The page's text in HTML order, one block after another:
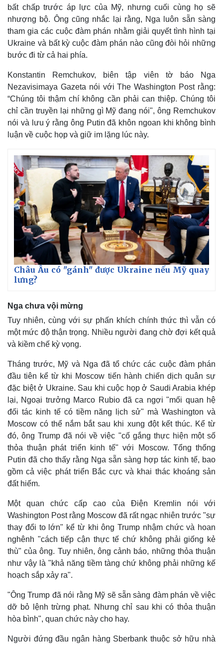
Kinh tế
Bất động sản
Khởi nghiệp
Thị trường
Giá vàng
Tiêu dùng
Tỷ giá
Chứng khoán
Giá cà phê
bất chấp trước áp lực của Mỹ, nhưng cuối cùng họ sẽ
nhượng bộ. Ông cũng nhắc lại rằng, Nga luôn sẵn sàng
tham gia các cuộc đàm phán nhằm giải quyết tình hình tại
Ukraine và bất kỳ cuộc đàm phán nào cũng đòi hỏi những
bước đi từ cả hai phía.
Konstantin Remchukov, biên tập viên tờ báo Nga
Nezavisimaya Gazeta nói với The Washington Post rằng:
“Chúng tôi thậm chí không cần phải can thiệp. Chúng tôi
chỉ cần truyền lại những gì Mỹ đang nói", ông Remchukov
nói và lưu ý rằng ông Putin đã khôn ngoan khi không bình
luận về cuộc họp và giữ im lặng lúc này.
Châu Âu có "gánh" được Ukraine nếu Mỹ quay
lưng?
Nga chưa vội mừng
Tuy nhiên, cùng với sự phấn khích chính thức thì vẫn có
một mức độ thận trọng. Nhiều người đang chờ đợi kết quả
và kiềm chế kỳ vọng.
Tháng trước, Mỹ và Nga đã tổ chức các cuộc đàm phán
đầu tiên kể từ khi Moscow tiến hành chiến dịch quân sự
đặc biệt ở Ukraine. Sau khi cuộc họp ở Saudi Arabia khép
lại, Ngoại trưởng Marco Rubio đã ca ngợi "mối quan hệ
đối tác kinh tế có tiềm năng lịch sử" mà Washington và
Moscow có thể nắm bắt sau khi xung đột kết thúc. Kể từ
đó, ông Trump đã nói về việc "cố gắng thực hiện một số
thỏa thuận phát triển kinh tế" với Moscow. Tổng thống
Putin đã cho thấy rằng Nga sẵn sàng hợp tác kinh tế, bao
gồm cả việc phát triển Bắc cực và khai thác khoáng sản
đất hiếm.
Một quan chức cấp cao của Điện Kremlin nói với
Washington Post rằng Moscow đã rất ngạc nhiên trước "sự
thay đổi to lớn" kể từ khi ông Trump nhậm chức và hoan
nghênh "cách tiếp cận thực tế chứ không phải giống kẻ
thù" của ông. Tuy nhiên, ông cảnh báo, những thỏa thuận
như vậy là "khả năng tiềm tàng chứ không phải những kế
hoạch sắp xảy ra".
"Ông Trump đã nói rằng Mỹ sẽ sẵn sàng đàm phán về việc
dỡ bỏ lệnh trừng phạt. Nhưng chỉ sau khi có thỏa thuận
hòa bình", quan chức này cho hay.
Người đứng đầu ngân hàng Sberbank thuộc sở hữu nhà